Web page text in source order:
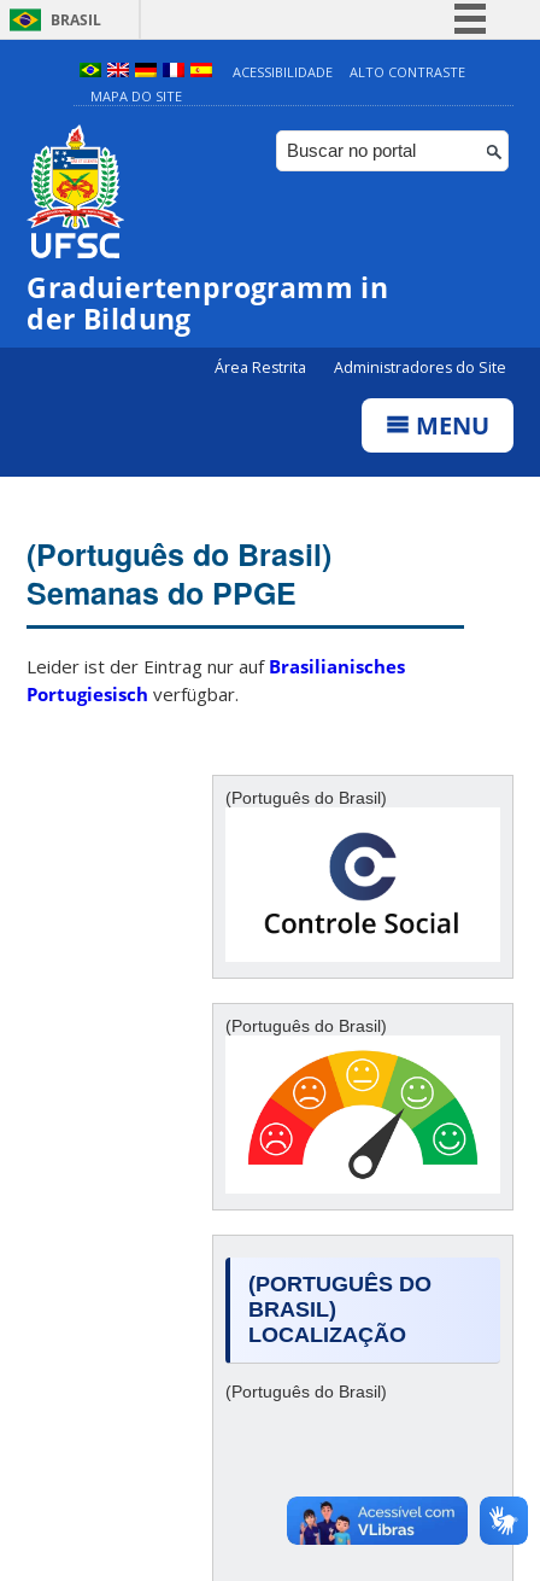
BRASIL
Simplifique!
Comunica BR
Participe
ACESSIBILIDADE
ALTO CONTRASTE
MAPA DO SITE
Graduiertenprogramm in
der Bildung
Área Restrita Administradores do Site
MENU
(Português do Brasil)
Semanas do PPGE
Leider ist der Eintrag nur auf Brasilianisches
Portugiesisch verfügbar.
(Português do Brasil)
(Português do Brasil)
(PORTUGUÊS DO
BRASIL)
LOCALIZAÇÃO
(Português do Brasil)